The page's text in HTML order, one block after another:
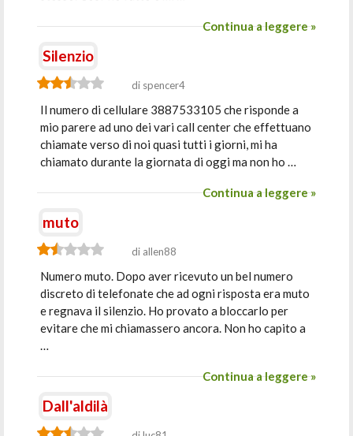
Continua a leggere »
Silenzio
di spencer4
Il numero di cellulare 3887533105 che risponde a
mio parere ad uno dei vari call center che effettuano
chiamate verso di noi quasi tutti i giorni, mi ha
chiamato durante la giornata di oggi ma non ho …
Continua a leggere »
muto
di allen88
Numero muto. Dopo aver ricevuto un bel numero
discreto di telefonate che ad ogni risposta era muto
e regnava il silenzio. Ho provato a bloccarlo per
evitare che mi chiamassero ancora. Non ho capito a
…
Continua a leggere »
Dall'aldilà